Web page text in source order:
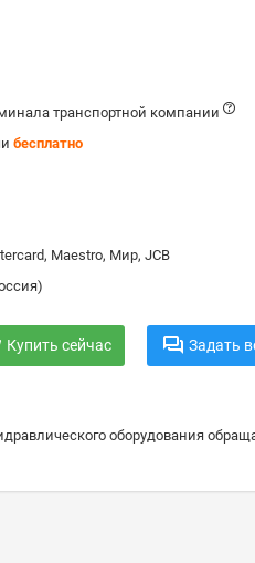
транспортной компании
бесплатно
Maestro, Мир, JCB
Купить сейчас Задать
оборудования